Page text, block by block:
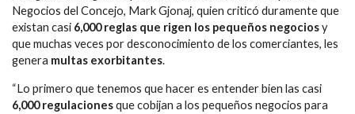
Negocios del Concejo, Mark Gjonaj, quien criticó duramente que
existan casi 6,000 reglas que rigen los pequeños negociosy
que muchas veces por desconocimiento de los comerciantes, les
genera multas exorbitantes.
“Lo primero que tenemos que hacer es entender bien las casi
6,000 regulacionesque cobijan a los pequeños negocios para